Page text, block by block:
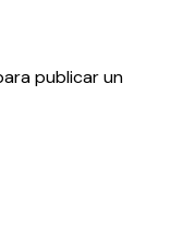
publicar un